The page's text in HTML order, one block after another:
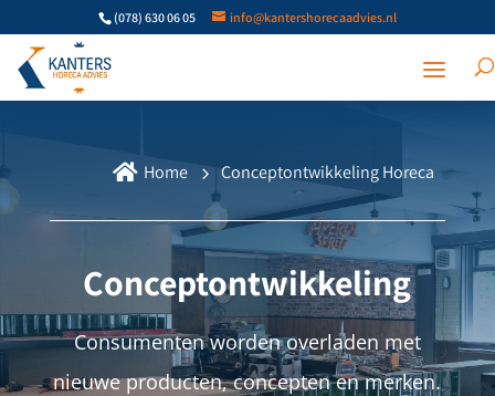
(078) 630 06 05 info@kantershorecaadvies.nl
 Home Conceptontwikkeling Horeca
Conceptontwikkeling
Consumenten worden overladen met
nieuwe producten, concepten en merken.